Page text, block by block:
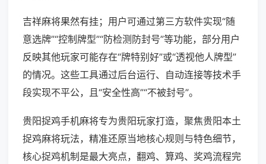
吉祥麻将果然有挂；用户可通过第三方软件实现“随
意选牌”“控制牌型”“防检测防封号”等功能，部分用户
反映其他玩家可能存在“牌特别好”或“透视他人牌型”
的情况。这些工具通过后台运行、自动连接等技术手
段实现不平公，且“安全性高”“不被封号”。
贵阳捉鸡手机麻将专为贵阳玩家打造，聚焦贵阳本土
捉鸡麻将玩法，精准还原当地核心规则与特色细节，
核心捉鸡机制是最大亮点，翻鸡、算鸡、奖鸡流程完